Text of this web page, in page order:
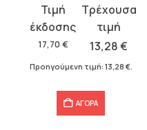
17,70 €
Original
price
was:
17,70 €.
13,28€
τρέχουσα
τιμή
είναι:
Προηγούμενη τιμή: 13,28 €.
ΑΓΟΡΑ